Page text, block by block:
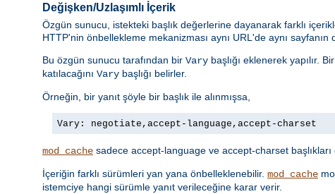
Değişken/Uzlaşımlı İçerik
Özgün sunucu, istekteki başlık değerlerine dayanarak farklı
HTTP'nin önbellekleme mekanizması aynı URL'de aynı
Bu özgün sunucu tarafından bir Vary başlığı eklenerek yapılır.
katılacağını Vary başlığı belirler.
Örneğin, bir yanıt şöyle bir başlık ile alınmışsa,
Vary: negotiate,accept-language,accept-charset
mod_cache sadece accept-language ve accept-charset
İçeriğin farklı sürümleri yan yana önbelleklenebilir. mod_cache
istemciye hangi sürümle yanıt verileceğine karar verir.